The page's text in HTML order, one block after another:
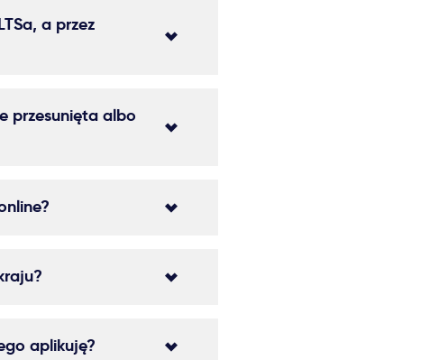
a przez
przesunięta albo
aplikuję?